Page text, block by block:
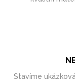
Stavíme